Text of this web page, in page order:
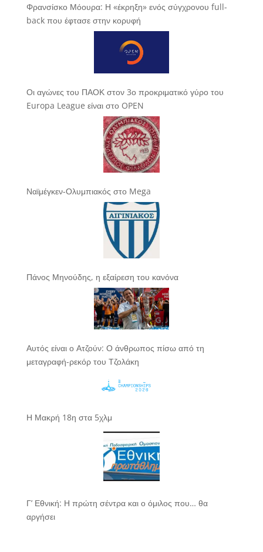
Φρανσίσκο Μόουρα: Η «έκρηξη» ενός σύγχρονου full-
back που έφτασε στην κορυφή
Οι αγώνες του ΠΑΟΚ στον 3ο προκριματικό γύρο του
Europa League είναι στο OPEN
Ναϊμέγκεν-Ολυμπιακός στο Mega
Πάνος Μηνούδης, η εξαίρεση του κανόνα
Αυτός είναι ο Ατζούν: Ο άνθρωπος πίσω από τη
μεταγραφή-ρεκόρ του Τζολάκη
Η Μακρή 18η στα 5χλμ
Γ’ Εθνική: Η πρώτη σέντρα και ο όμιλος που… θα
αργήσει